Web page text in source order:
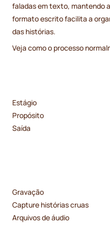
faladas em texto, mantendo
formato escrito facilita a
das histórias.
Veja como o processo
Estágio
Propósito
Saída
Gravação
Capture histórias cruas
Arquivos de áudio